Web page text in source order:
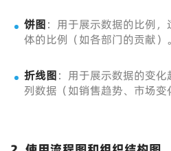
饼图：用于展示数据的比例
体的比例（如各部门的贡献）。
折线图：用于展示数据的变
列数据（如销售趋势、市场变